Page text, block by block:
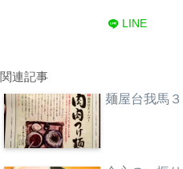
LINE
関連記事
麺屋台我馬